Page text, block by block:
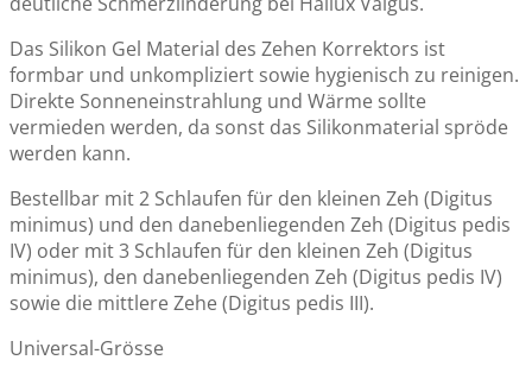
Zehentrenner-Socken zur Entlastung bei Zehen- und
Fussschmerzen (ideal nachts anzuwenden) - Schwarz,
Rosa od. Weiss
ab:CHF 25.00
Zehenspreizer aus Silikon - Schmerzlinderung bei Hallux
Valgus und Fussballen-Schmerz
Das Silikon Gel Material des Zehen Korrektors ist
formbar und unkompliziert sowie hygienisch zu reinigen.
Direkte Sonneneinstrahlung und Wärme sollte
vermieden werden, da sonst das Silikonmaterial spröde
werden kann.
Bestellbar mit 2 Schlaufen für den kleinen Zeh (Digitus
minimus) und den danebenliegenden Zeh (Digitus pedis
IV) oder mit 3 Schlaufen für den kleinen Zeh (Digitus
minimus), den danebenliegenden Zeh (Digitus pedis IV)
sowie die mittlere Zehe (Digitus pedis III).
Universal-Grösse